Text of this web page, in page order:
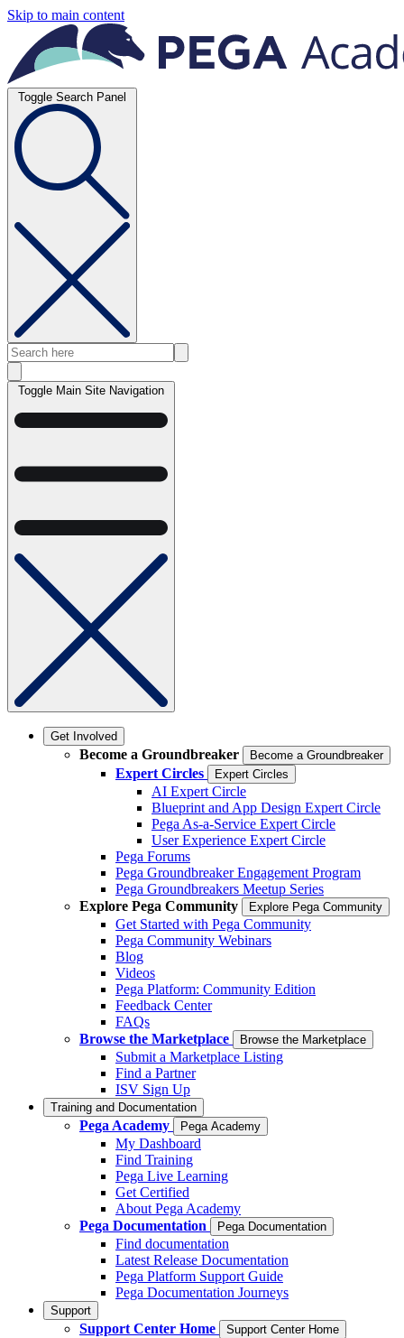
Skip to main content
Toggle Search Panel
Toggle Main Site Navigation
Get Involved
Become a Groundbreaker Become a Groundbreaker
Expert Circles Expert Circles
AI Expert Circle
Blueprint and App Design Expert Circle
Pega As-a-Service Expert Circle
User Experience Expert Circle
Pega Forums
Pega Groundbreaker Engagement Program
Pega Groundbreakers Meetup Series
Explore Pega Community
Explore Pega Community
Get Started with Pega Community
Pega Community Webinars
Blog
Videos
Pega Platform: Community Edition
Feedback Center
FAQs
Browse the Marketplace
Browse the Marketplace
Submit a Marketplace Listing
Find a Partner
ISV Sign Up
Training and Documentation
Pega Academy Pega Academy
My Dashboard
Find Training
Pega Live Learning
Get Certified
About Pega Academy
Pega Documentation
Pega Documentation
Find documentation
Latest Release Documentation
Pega Platform Support Guide
Pega Documentation Journeys
Support
Support Center Home Support Center Home